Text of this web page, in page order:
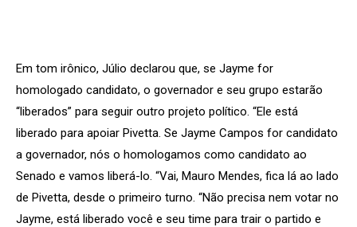
Em tom irônico, Júlio declarou que, se Jayme for
homologado candidato, o governador e seu grupo estarão
“liberados” para seguir outro projeto político. “Ele está
liberado para apoiar Pivetta. Se Jayme Campos for candidato
a governador, nós o homologamos como candidato ao
Senado e vamos liberá-lo. “Vai, Mauro Mendes, fica lá ao lado
de Pivetta, desde o primeiro turno. “Não precisa nem votar no
Jayme, está liberado você e seu time para trair o partido e